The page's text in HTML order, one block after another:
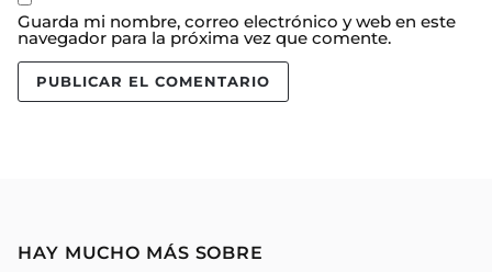
Guarda mi nombre, correo electrónico y web en este
navegador para la próxima vez que comente.
HAY MUCHO MÁS SOBRE